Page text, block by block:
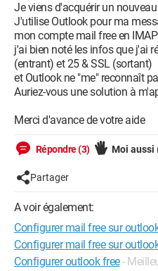
Je viens d'acquérir un
J'utilise Outlook pour ma
mon compte mail free en IMAP
j'ai bien noté les infos que j'ai
(entrant) et 25 & SSL (sortant)
et Outlook ne "me" reconnaît
Auriez-vous une solution à
Merci d'avance de votre aide
Répondre (3) Moi aussi
Partager
A voir également:
Configurer mail free sur
Configurer mail free sur
Configurer outlook free-